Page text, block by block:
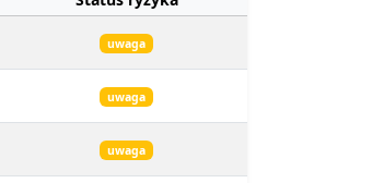
uwaga
uwaga
uwaga